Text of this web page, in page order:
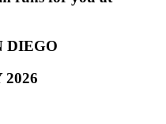
DIEGO
2026